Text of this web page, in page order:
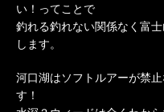
い！ってことで
釣れる釣れない関係なく富
します。
河口湖はソフトルアーが禁
す！